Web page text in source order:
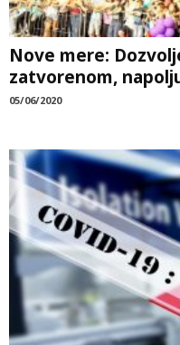
Nove mere:
zatvorenom,
05/06/2020